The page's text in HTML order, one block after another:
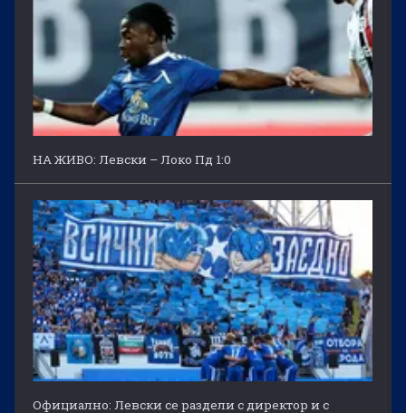
НА ЖИВО: Левски – Локо Пд 1:0
Официално: Левски се раздели с директор и с